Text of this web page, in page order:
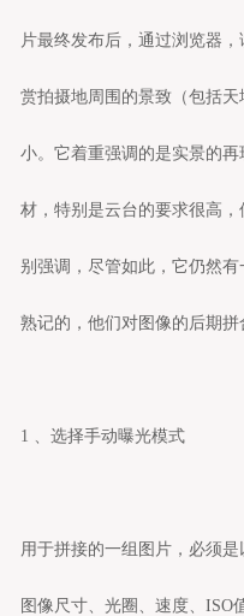
片最终发布后，通过浏览器
赏拍摄地周围的景致（包括
小。它着重强调的是实景的
材，特别是云台的要求很高
别强调，尽管如此，它仍然
熟记的，他们对图像的后期拼
1 、选择手动曝光模式
用于拼接的一组图片，必须
图像尺寸、光圈、速度、ISO